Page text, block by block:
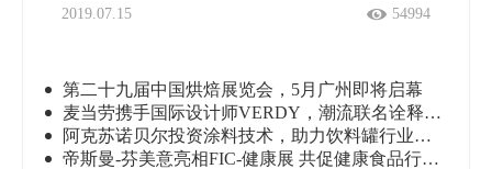
2019.07.15 54994
第二十九届中国烘焙展览会，5月广州即将启幕
麦当劳携手国际设计师VERDY，潮流联名诠释美味与友谊
阿克苏诺贝尔投资涂料技术，助力饮料罐行业无双酚转型
帝斯曼-芬美意亮相FIC-健康展 共促健康食品行业可持续发展